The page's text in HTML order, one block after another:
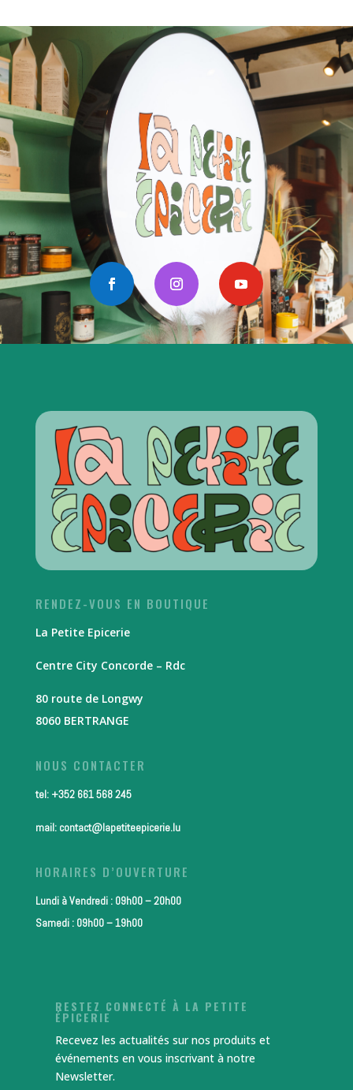
RENDEZ-VOUS EN BOUTIQUE
La Petite Epicerie
Centre City Concorde – Rdc
80 route de Longwy
8060 BERTRANGE
NOUS CONTACTER
tel: +352 661 568 245
mail: contact@lapetiteepicerie.lu
HORAIRES D’OUVERTURE
Lundi à Vendredi : 09h00 – 20h00
Samedi : 09h00 – 19h00
RESTEZ CONNECTÉ À LA PETITE
ÉPICERIE
Recevez les actualités sur nos produits et
événements en vous inscrivant à notre
Newsletter.